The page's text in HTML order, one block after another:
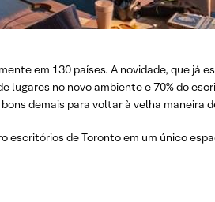
em 130 países. A novidade, que já
no novo ambiente e 70% do
demais para voltar à velha maneira
escritórios de Toronto em um único